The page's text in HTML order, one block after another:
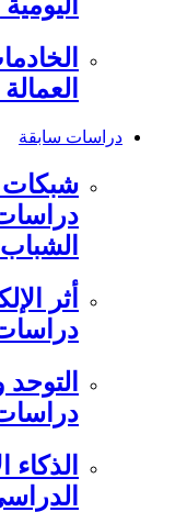
دراسات سابقة
الشباب
أثر
الدراسي , 6 دراسات